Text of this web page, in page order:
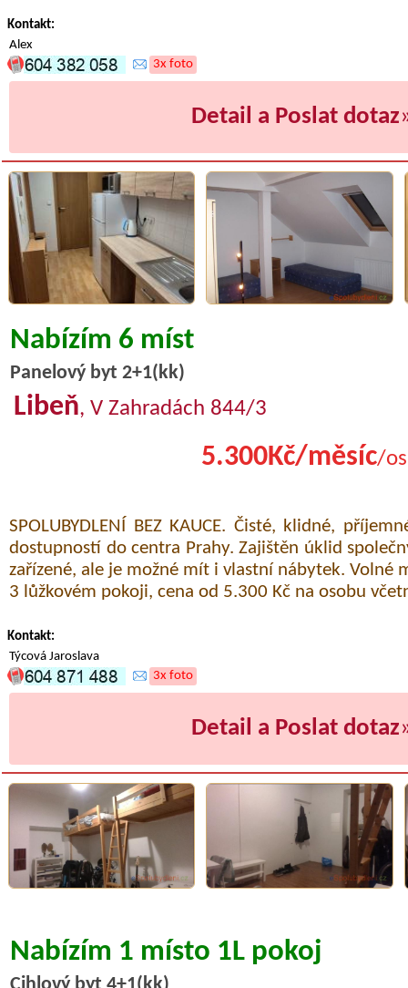
Kontakt:
Alex
3x foto
Detail a Poslat dotaz
Nabízím 6 míst
Panelový byt 2+1(kk)
Libeň, V Zahradách 844/3
5.300Kč/měsíc/
SPOLUBYDLENÍ BEZ KAUCE. Čisté, klidné,
dostupností do centra Prahy. Zajištěn úklid
zařízené, ale je možné mít i vlastní nábytek. Volné
3 lůžkovém pokoji, cena od 5.300 Kč na osobu
Kontakt:
Týcová Jaroslava
3x foto
Detail a Poslat dotaz
Nabízím 1 místo 1L pokoj